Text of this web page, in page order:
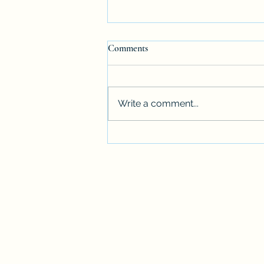
Comments
Write a comment...